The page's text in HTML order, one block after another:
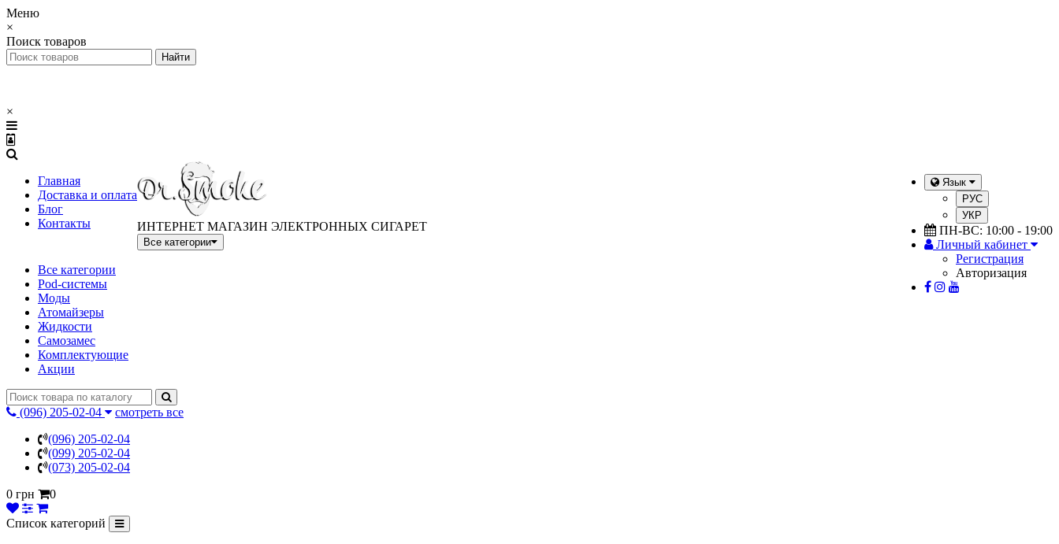
Меню
×
Поиск товаров
×
Главная
Доставка и оплата
Блог
Контакты
Язык
РУС
УКР
ПН-ВС: 10:00 - 19:00
Личный кабинет
Регистрация
Авторизация
ИНТЕРНЕТ МАГАЗИН ЭЛЕКТРОННЫХ СИГАРЕТ
Все категории
Все категории
Pod-системы
Моды
Атомайзеры
Жидкости
Самозамес
Комплектующие
Акции
(096) 205-02-04
смотреть все
(096) 205-02-04
(099) 205-02-04
(073) 205-02-04
0 грн
0
Список категорий